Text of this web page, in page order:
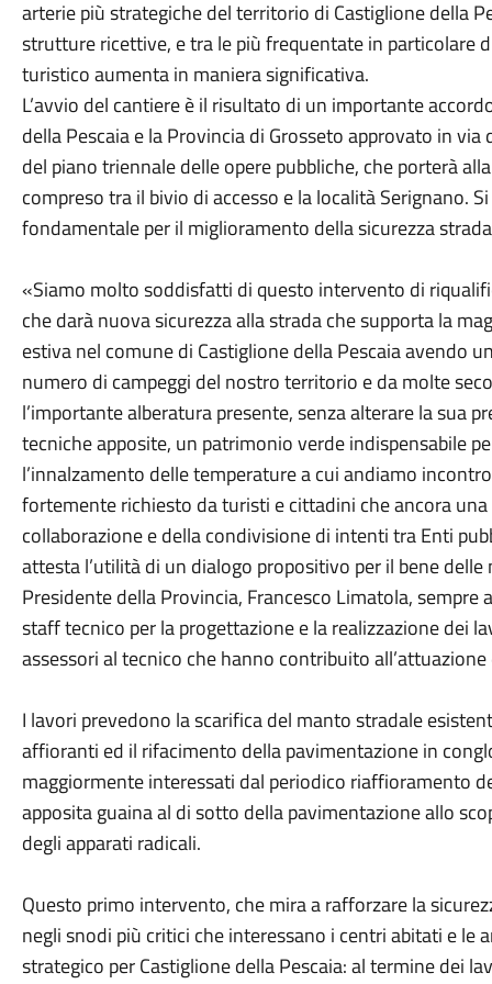
arterie più strategiche del territorio di Castiglione della
strutture ricettive, e tra le più frequentate in particolare
turistico aumenta in maniera significativa.
L’avvio del cantiere è il risultato di un importante
della Pescaia e la Provincia di Grosseto approvato in
del piano triennale delle opere pubbliche, che porterà
compreso tra il bivio di accesso e la località Serignano.
fondamentale per il miglioramento della sicurezza
«Siamo molto soddisfatti di questo intervento di
che darà nuova sicurezza alla strada che supporta la
estiva nel comune di Castiglione della Pescaia avendo
numero di campeggi del nostro territorio e da molte
l’importante alberatura presente, senza alterare la sua
tecniche apposite, un patrimonio verde indispensabile
l’innalzamento delle temperature a cui andiamo
fortemente richiesto da turisti e cittadini che ancora
collaborazione e della condivisione di intenti tra Enti
attesta l’utilità di un dialogo propositivo per il bene
Presidente della Provincia, Francesco Limatola,
staff tecnico per la progettazione e la realizzazione dei
assessori al tecnico che hanno contribuito
I lavori prevedono la scarifica del manto stradale
affioranti ed il rifacimento della pavimentazione in
maggiormente interessati dal periodico riaffioramento
apposita guaina al di sotto della pavimentazione allo
degli apparati radicali.
Questo primo intervento, che mira a rafforzare la
negli snodi più critici che interessano i centri abitati e le
strategico per Castiglione della Pescaia: al termine dei